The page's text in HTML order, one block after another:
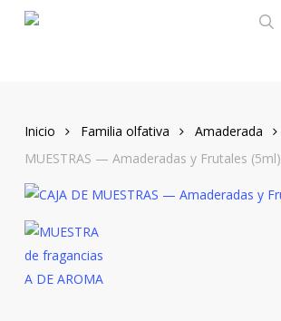
Inicio Familia olfativa Amaderada
MUESTRAS — Amaderadas y Frutales (5ml)